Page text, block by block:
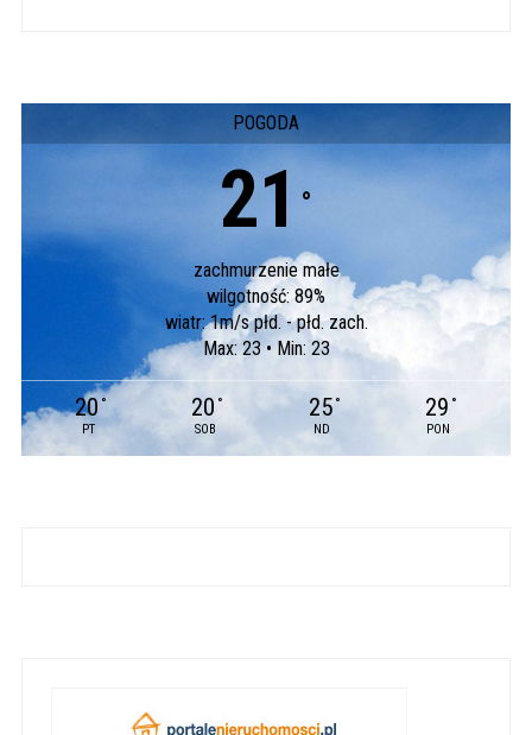
POGODA
21 °
zachmurzenie małe
wilgotność: 89%
wiatr: 1m/s płd. - płd. zach.
Max: 23 • Min: 23
20 °
PT
20 °
SOB
25 °
ND
29 °
PON